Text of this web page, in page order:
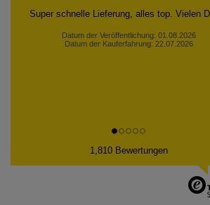
Schnelle Lieferung, gute Qualität, günstiger
Datum der Veröffentlichung: 30.07.2026
1,810 Bewertungen